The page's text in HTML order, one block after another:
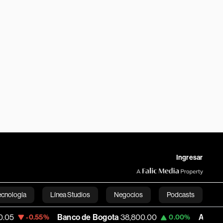
Ingresar
Línea Studios Negocios Podcasts
English
Banco de Bogota 38,800.00 0.00% Apple 309.25